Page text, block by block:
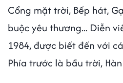
Cổng mặt trời, Bếp hát,
buộc yêu thương... Diễn
1984, được biết đến với
Phía trước là bầu trời,